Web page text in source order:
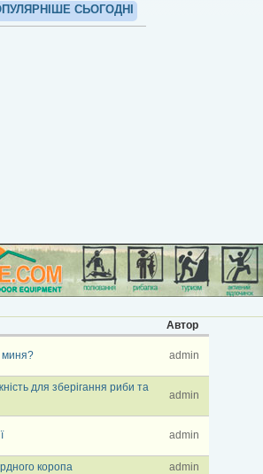
СЬОГОДНІ
Автор
миня? admin
для зберігання риби та
admin
admin
коропа
admin